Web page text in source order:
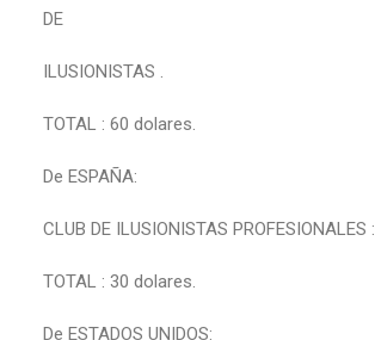
DE
ILUSIONISTAS .
TOTAL : 60 dolares.
De ESPAÑA:
CLUB DE ILUSIONISTAS PROFESIONALES :
TOTAL : 30 dolares.
De ESTADOS UNIDOS: